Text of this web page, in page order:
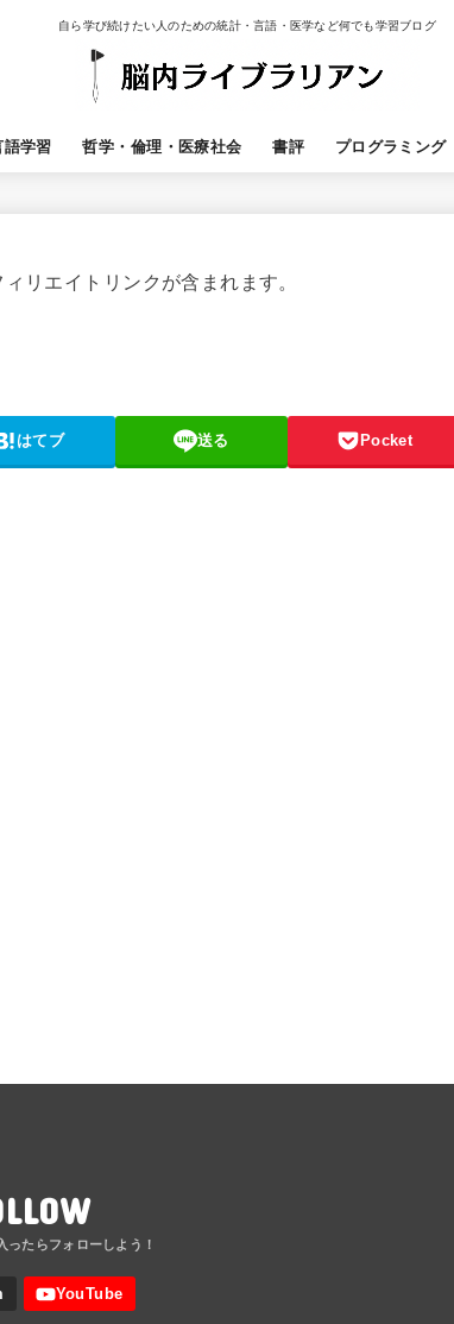
自ら学び続けたい人のための統計・言語・医学など何でも学習ブログ
語学習 哲学・倫理・医療社会 書評 プログラミング
リエイトリンクが含まれます。
はてブ 送る Pocket